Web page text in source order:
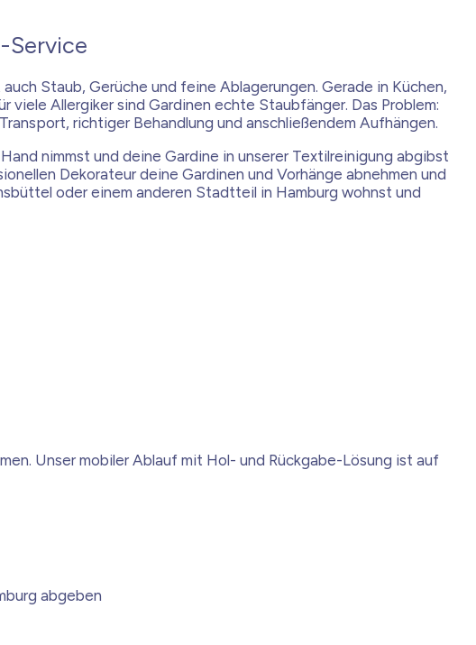
Service
Staub, Gerüche und feine Ablagerungen. Gerade in Küchen,
Allergiker sind Gardinen echte Staubfänger. Das Problem:
richtiger Behandlung und anschließendem Aufhängen.
nimmst und deine Gardine in unserer Textilreinigung abgibst
Dekorateur deine Gardinen und Vorhänge abnehmen und
oder einem anderen Stadtteil in Hamburg wohnst und
Unser mobiler Ablauf mit Hol- und Rückgabe-Lösung ist auf
abgeben